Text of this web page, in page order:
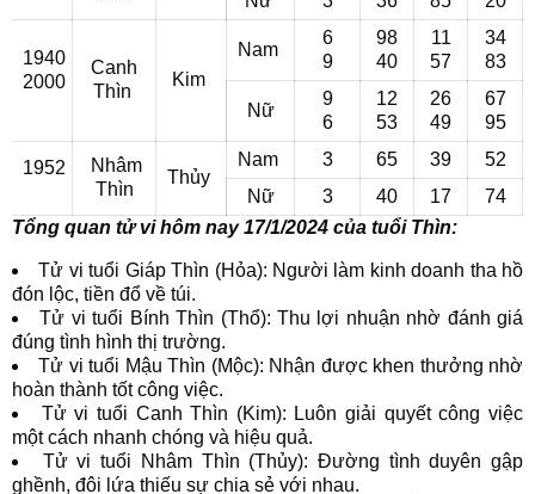
1940
2000
Canh
Thìn
Kim
Nam
6
9
98
40
11
57
34
83
Nữ
9
6
12
53
26
49
67
95
1952
Nhâm
Thìn
Thủy
Nam 3 65 39
52
Nữ
3 40 17
74
Tổng quan tử vi hôm nay 17/1/2024 của tuổi Thìn:
Tử vi tuổi Giáp Thìn (Hỏa): Người làm kinh doanh tha hồ
đón lộc, tiền đổ về túi.
Tử vi tuổi Bính Thìn (Thổ): Thu lợi nhuận nhờ đánh giá
đúng tình hình thị trường.
Tử vi tuổi Mậu Thìn (Mộc): Nhận được khen thưởng nhờ
hoàn thành tốt công việc.
Tử vi tuổi Canh Thìn (Kim): Luôn giải quyết công việc
một cách nhanh chóng và hiệu quả.
Tử vi tuổi Nhâm Thìn (Thủy): Đường tình duyên gập
ghềnh, đôi lứa thiếu sự chia sẻ với nhau.